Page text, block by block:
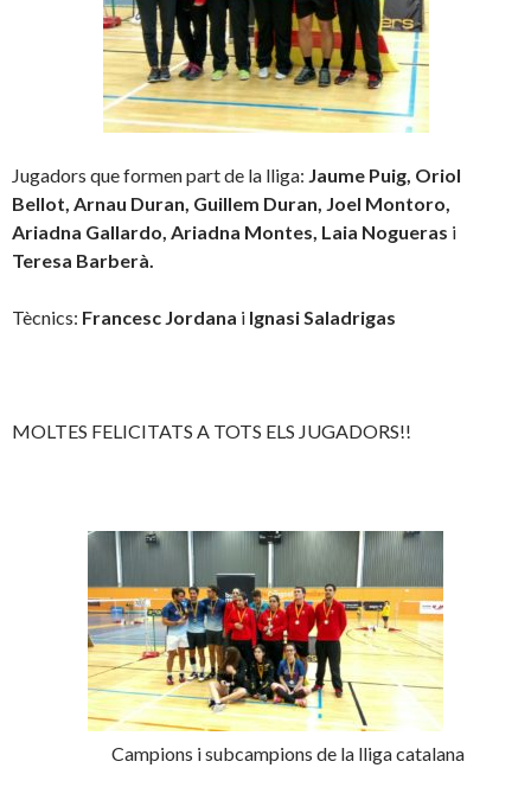
Jugadors que formen part de la lliga: Jaume Puig, Oriol
Bellot, Arnau Duran, Guillem Duran, Joel Montoro,
Ariadna Gallardo, Ariadna Montes, Laia Nogueras i
Teresa Barberà.
Tècnics: Francesc Jordana i Ignasi Saladrigas
MOLTES FELICITATS A TOTS ELS JUGADORS!!
Campions i subcampions de la lliga catalana